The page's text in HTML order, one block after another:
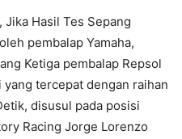
Jika Hasil Tes Sepang
pembalap Yamaha,
Ketiga pembalap Repsol
tercepat dengan raihan
disusul pada posisi
Racing Jorge Lorenzo